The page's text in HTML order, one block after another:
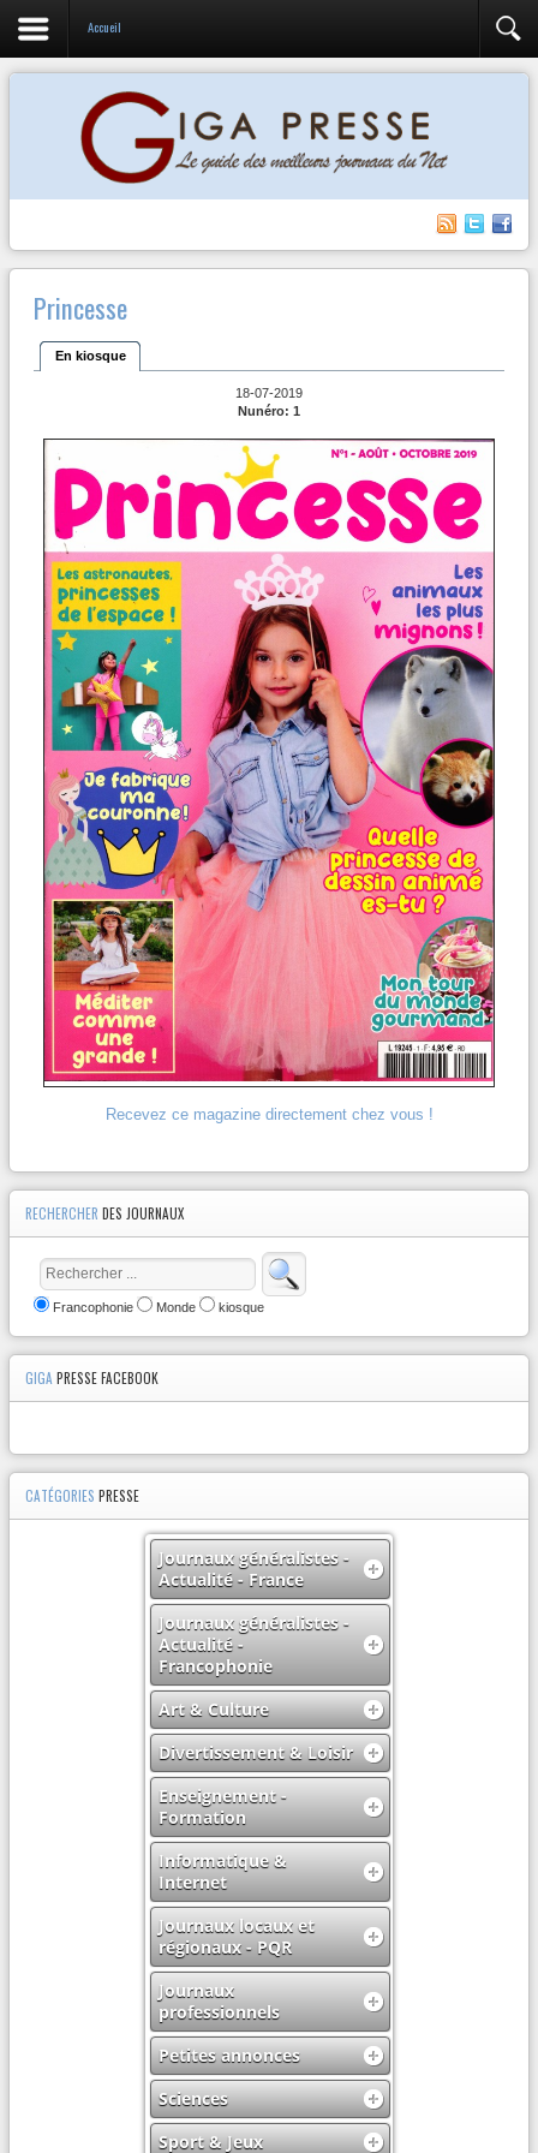
Accueil
Princesse
En kiosque
18-07-2019
Nunéro: 1
Recevez ce magazine directement chez vous !
RECHERCHER DES JOURNAUX
Francophonie Monde kiosque
GIGA PRESSE FACEBOOK
CATÉGORIES PRESSE
Journaux généralistes -
Actualité - France
Journaux généralistes -
Actualité -
Francophonie
Art & Culture
Divertissement & Loisir
Enseignement -
Formation
Informatique &
Internet
Journaux locaux et
régionaux - PQR
Journaux
professionnels
Petites annonces
Sciences
Sport & Jeux